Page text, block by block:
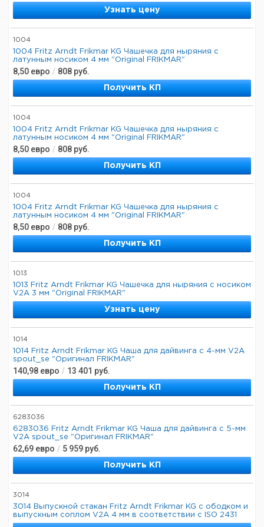
Узнать цену
1004
1004 Fritz Arndt Frikmar KG Чашечка для ныряния с
латунным носиком 4 мм "Original FRIKMAR"
8,50 евро / 808 руб.
Получить КП
1004
1004 Fritz Arndt Frikmar KG Чашечка для ныряния с
латунным носиком 4 мм "Original FRIKMAR"
8,50 евро / 808 руб.
Получить КП
1004
1004 Fritz Arndt Frikmar KG Чашечка для ныряния с
латунным носиком 4 мм "Original FRIKMAR"
8,50 евро / 808 руб.
Получить КП
1013
1013 Fritz Arndt Frikmar KG Чашечка для ныряния с носиком
V2A 3 мм "Original FRIKMAR"
Узнать цену
1014
1014 Fritz Arndt Frikmar KG Чаша для дайвинга с 4-мм V2A
spout_se "Оригинал FRIKMAR"
140,98 евро / 13 401 руб.
Получить КП
6283036
6283036 Fritz Arndt Frikmar KG Чаша для дайвинга с 5-мм
V2A spout_se "Оригинал FRIKMAR"
62,69 евро / 5 959 руб.
Получить КП
3014
3014 Выпускной стакан Fritz Arndt Frikmar KG с ободком и
выпускным соплом V2A 4 мм в соответствии с ISO 2431